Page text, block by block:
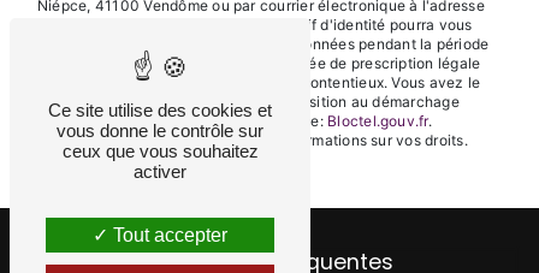
Niépce, 41100 Vendôme ou par courrier électronique à l'adresse
laiguillecourbe@orange.fr. Un justificatif d'identité pourra vous
être demandé. Nous conservons vos données pendant la période
de prise de contact puis pendant la durée de prescription légale
aux fins probatoires et de gestion des contentieux. Vous avez le
droit de vous inscrire sur la liste d'opposition au démarchage
téléphonique, disponible à cette adresse: Bloctel.gouv.fr.
Consultez le site cnil.fr pour plus d’informations sur vos droits.
Recherches fréquentes
Ce site utilise des cookies et
vous donne le contrôle sur
ceux que vous souhaitez
activer
Tout accepter